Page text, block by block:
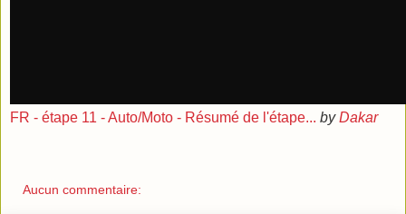
FR - étape 11 - Auto/Moto - Résumé de l'étape... byDakar
Aucun commentaire: